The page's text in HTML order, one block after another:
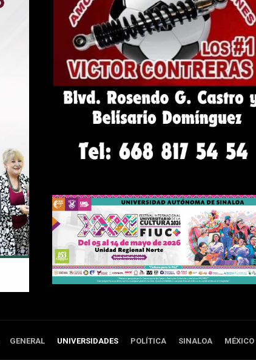
GENERAL UNIVERSIDADES POLÍTICA SINALOA MÉXICO